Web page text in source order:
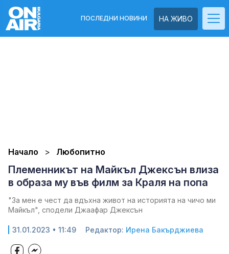
НА ЖИВО
ПОСЛЕДНИ НОВИНИ
Начало Любопитно
Племенникът на Майкъл Джексън влиза
в образа му във филм за Краля на попа
"За мен е чест да вдъхна живот на историята на чичо ми
Майкъл", сподели Джаафар Джексън
31.01.2023 • 11:49 Редактор: Ирена Бакърджиева